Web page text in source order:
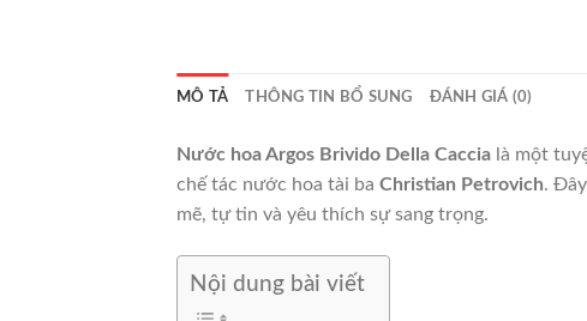
MÔ TẢ THÔNG TIN BỔ SUNG ĐÁNH GIÁ (0)
Nước hoa Argos Brivido Della Caccia là một
chế tác nước hoa tài ba Christian Petrovich.
mẽ, tự tin và yêu thích sự sang trọng.
Nội dung bài viết